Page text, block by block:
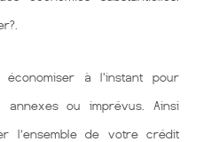
à l'instant pour
ou imprévus. Ainsi
l’ensemble de votre crédit